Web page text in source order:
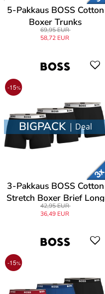
5-Pakkaus BOSS Cotton
Boxer Trunks
69,95 EUR
58,72 EUR
-15%
BIGPACK | Deal
3-Pakkaus BOSS Cotton
Stretch Boxer Brief Long
42,95 EUR
36,49 EUR
-15%